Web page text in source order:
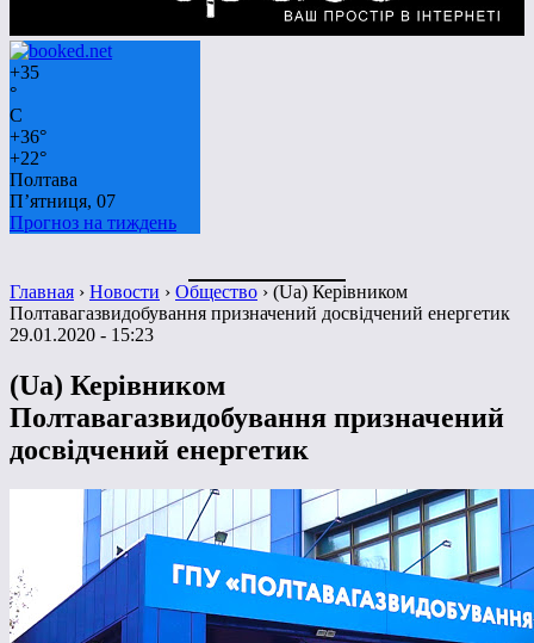
+35
°
C
+36°
+22°
Полтава
П’ятниця, 07
Прогноз на тиждень
Главная › Новости › Общество › (Ua) Керівником
Полтавагазвидобування призначений досвідчений енергетик
29.01.2020 - 15:23
(Ua) Керівником
Полтавагазвидобування призначений
досвідчений енергетик